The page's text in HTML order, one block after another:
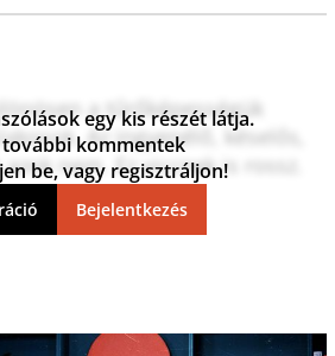
a tűrőképességük
Az ingyenélő, késelős,
nem. Ez viccnek is rossz.
egy kis részét látja.
további kommentek
be, vagy regisztráljon!
Bejelentkezés